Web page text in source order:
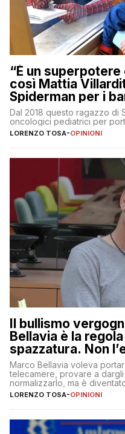
“È un
così Mattia
Spiderman per i
Dal 2018 questo ragazzo di
oncologici pediatrici per
LORENZO TOSA-OPINIONI
Il bullismo
Bellavia è la
spazzatura. Non
Marco Bellavia voleva
telecamere, provare a
normalizzarlo, ma è
copione
LORENZO TOSA-OPINIONI